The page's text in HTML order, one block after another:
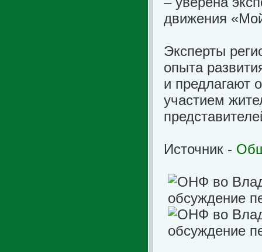
движения
Эксперты
опыта
и предлагают
участием
Источник -